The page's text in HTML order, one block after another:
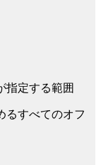
指定する範囲
るすべてのオフ